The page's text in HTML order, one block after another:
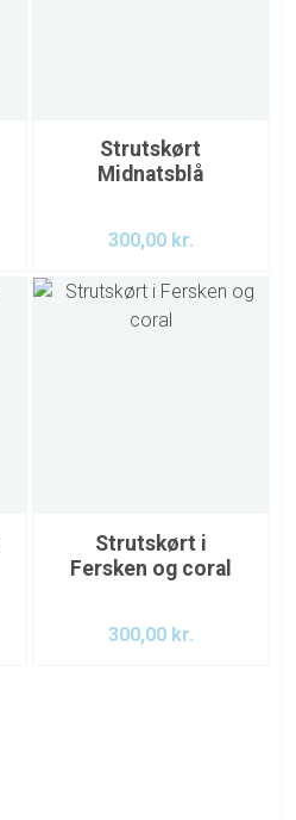
Strutskørt
Midnatsblå
300,00 kr.
Strutskørt i
Fersken og coral
300,00 kr.